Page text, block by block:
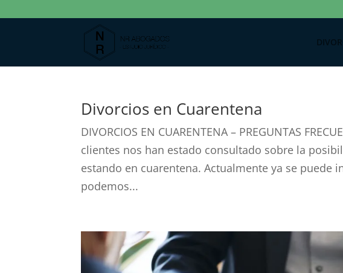
Divorcios en Cuarentena
DIVORCIOS EN CUARENTENA – PREGUNTAS
clientes nos han estado consultado sobre la
estando en cuarentena. Actualmente ya se puede
podemos...